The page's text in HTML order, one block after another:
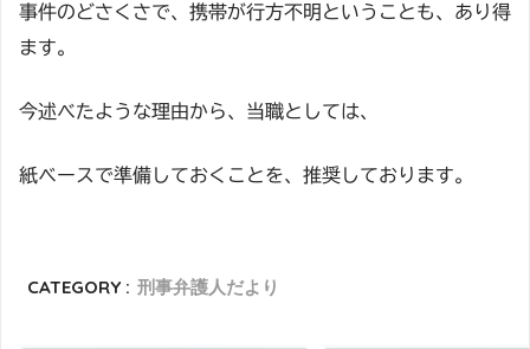
事件のどさくさで、携帯が行方不明ということも、あり得
ます。
今述べたような理由から、当職としては、
紙ベースで準備しておくことを、推奨しております。
CATEGORY : 刑事弁護人だより